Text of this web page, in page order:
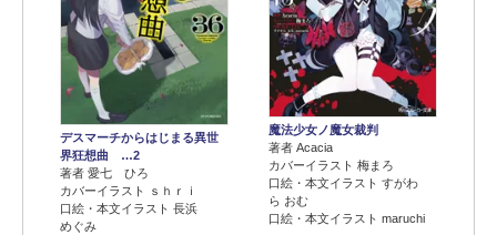
デスマーチからはじまる異世
界狂想曲 …2
著者 愛七 ひろ
カバーイラスト ｓｈｒｉ
口絵・本文イラスト 長浜
めぐみ
魔法少女ノ魔女裁判
著者 Acacia
カバーイラスト 梅まろ
口絵・本文イラスト すがわ
ら おむ
口絵・本文イラスト maruchi